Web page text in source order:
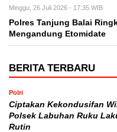
Minggu, 26 Juli 2026 - 17:35 WIB
Polres Tanjung Balai
Mengandung Etomidate
BERITA TERBARU
Polri
Ciptakan Kekondusifan
Polsek Labuhan Ruku
Rutin